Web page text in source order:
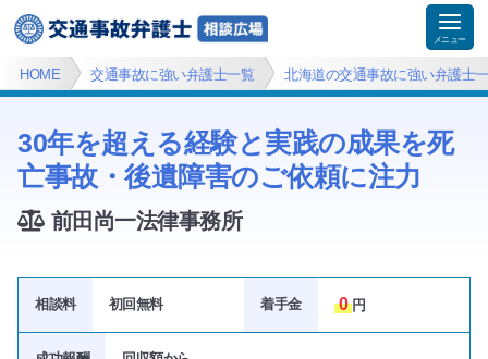
HOME 交通事故に強い弁護士一覧 北海道の交通事故に強い弁護士
30年を超える経験と実践の成果を死
亡事故・後遺障害のご依頼に注力
前田尚一法律事務所
相談料 初回無料 着手金 0 円